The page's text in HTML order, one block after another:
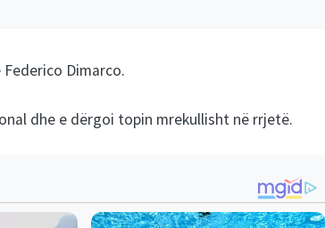
Dimarco.
dhe e dërgoi topin mrekullisht në rrjetë.